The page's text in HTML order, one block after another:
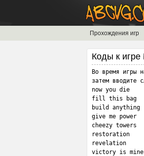
Прохождения игр
Коды к игре
Во время игры
затем вводите
now you die
fill this bag
build anything
give me power
cheezy towers
restoration
revelation
victory is mine